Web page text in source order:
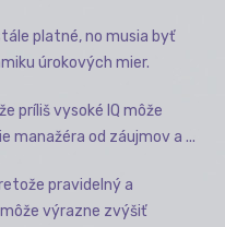
platné, no musia byť
úrokových mier.
príliš vysoké IQ môže
manažéra od záujmov a ...
pravidelný a
výrazne zvýšiť